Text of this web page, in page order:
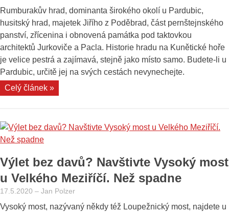
Rumburakův hrad, dominanta širokého okolí u Pardubic,
husitský hrad, majetek Jiřího z Poděbrad, část pernštejnského
panství, zřícenina i obnovená památka pod taktovkou
architektů Jurkoviče a Pacla. Historie hradu na Kunětické hoře
je velice pestrá a zajímavá, stejně jako místo samo. Budete-li u
Pardubic, určitě jej na svých cestách nevynechejte.
Celý článek »„Kunětická
za
Výlet bez davů? Navštivte Vysoký most
u Velkého Meziříčí. Než spadne
17.5.2020 – Jan Polzer
Vysoký most, nazývaný někdy též Loupežnický most, najdete u